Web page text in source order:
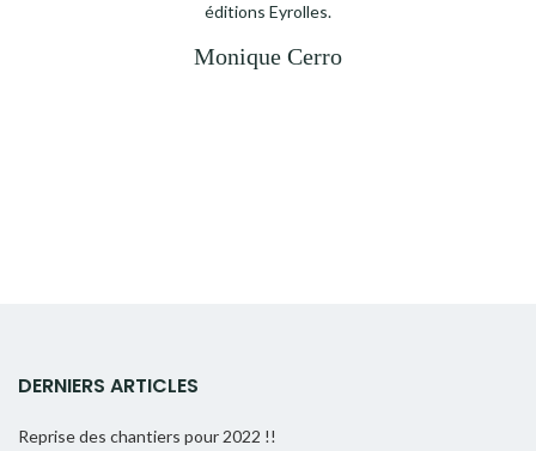
éditions Eyrolles.
Monique Cerro
DERNIERS ARTICLES
Reprise des chantiers pour 2022 !!